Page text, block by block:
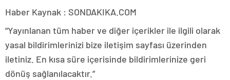
Haber Kaynak : SONDAKIKA.COM
“Yayınlanan tüm haber ve diğer içerikler ile ilgili olarak
yasal bildirimlerinizi bize iletişim sayfası üzerinden
iletiniz. En kısa süre içerisinde bildirimlerinize geri
dönüş sağlanılacaktır.”